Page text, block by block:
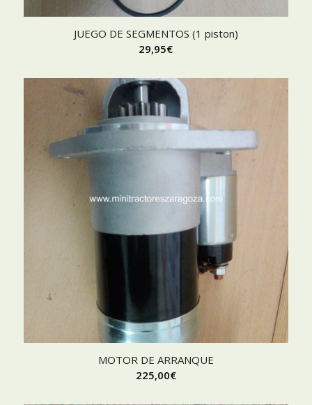
JUEGO DE SEGMENTOS (1 piston)
29,95€
MOTOR DE ARRANQUE
225,00€